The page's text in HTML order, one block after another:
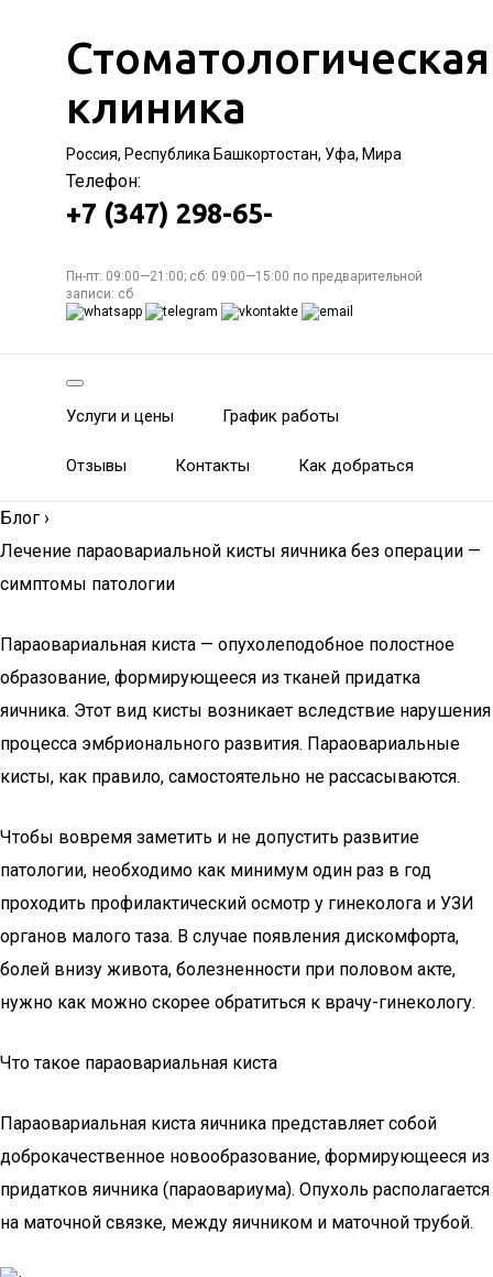
Стоматологическая
клиника
Россия, Республика Башкортостан, Уфа, Мира
Телефон:
+7 (347) 298-65-
Пн-пт: 09:00—21:00; сб: 09:00—15:00 по предварительной
записи: сб
Услуги и цены График работы
Отзывы Контакты Как добраться
Блог ›
Лечение параовариальной кисты яичника без операции —
симптомы патологии
Параовариальная киста — опухолеподобное полостное
образование, формирующееся из тканей придатка
яичника. Этот вид кисты возникает вследствие нарушения
процесса эмбрионального развития. Параовариальные
кисты, как правило, самостоятельно не рассасываются.
Чтобы вовремя заметить и не допустить развитие
патологии, необходимо как минимум один раз в год
проходить профилактический осмотр у гинеколога и УЗИ
органов малого таза. В случае появления дискомфорта,
болей внизу живота, болезненности при половом акте,
нужно как можно скорее обратиться к врачу-гинекологу.
Что такое параовариальная киста
Параовариальная киста яичника представляет собой
доброкачественное новообразование, формирующееся из
придатков яичника (параовариума). Опухоль располагается
на маточной связке, между яичником и маточной трубой.